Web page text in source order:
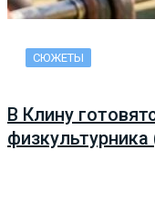
СЮЖЕТЫ
В Клину
физкультурника